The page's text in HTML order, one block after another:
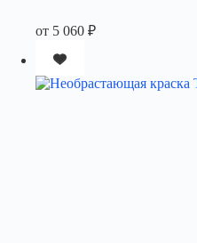
от 5 060 ₽